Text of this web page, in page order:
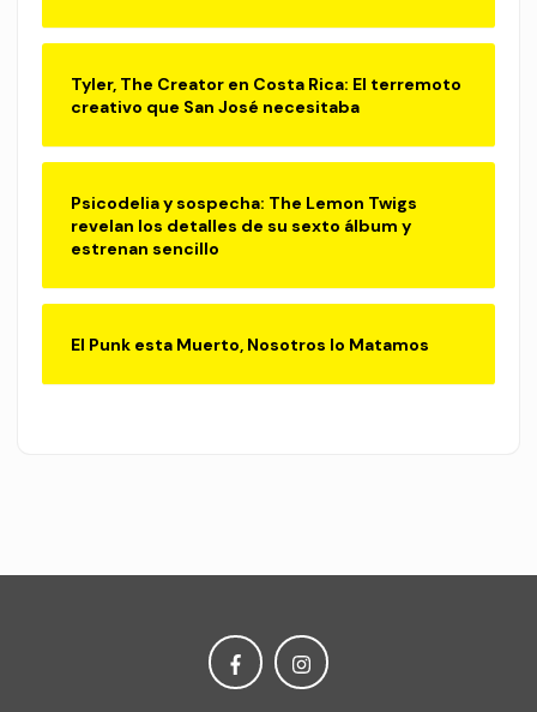
Tyler, The Creator en Costa Rica: El terremoto
creativo que San José necesitaba
Psicodelia y sospecha: The Lemon Twigs
revelan los detalles de su sexto álbum y
estrenan sencillo
El Punk esta Muerto, Nosotros lo Matamos